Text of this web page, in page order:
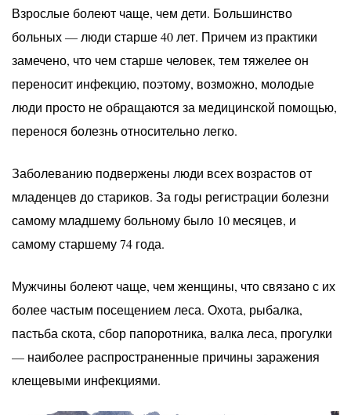
Взрослые болеют чаще, чем дети. Большинство
больных — люди старше 40 лет. Причем из практики
замечено, что чем старше человек, тем тяжелее он
переносит инфекцию, поэтому, возможно, молодые
люди просто не обращаются за медицинской помощью,
перенося болезнь относительно легко.
Заболеванию подвержены люди всех возрастов от
младенцев до стариков. За годы регистрации болезни
самому младшему больному было 10 месяцев, и
самому старшему 74 года.
Мужчины болеют чаще, чем женщины, что связано с их
более частым посещением леса. Охота, рыбалка,
пастьба скота, сбор папоротника, валка леса, прогулки
— наиболее распространенные причины заражения
клещевыми инфекциями.